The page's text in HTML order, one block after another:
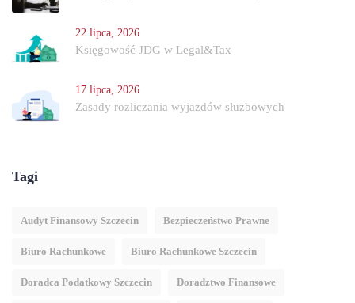
22 lipca, 2026
Księgowość JDG w Legal&Tax
17 lipca, 2026
Zasady rozliczania wyjazdów służbowych
Tagi
Audyt Finansowy Szczecin Bezpieczeństwo Prawne
Biuro Rachunkowe Biuro Rachunkowe Szczecin
Doradca Podatkowy Szczecin Doradztwo Finansowe